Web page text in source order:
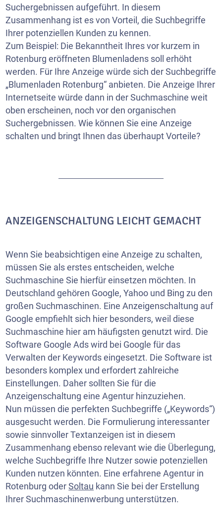
Suchergebnissen aufgeführt. In diesem
Zusammenhang ist es von Vorteil, die Suchbegriffe
Ihrer potenziellen Kunden zu kennen.
Zum Beispiel: Die Bekanntheit Ihres vor kurzem in
Rotenburg eröffneten Blumenladens soll erhöht
werden. Für Ihre Anzeige würde sich der Suchbegriffe
„Blumenladen Rotenburg“ anbieten. Die Anzeige Ihrer
Internetseite würde dann in der Suchmaschine weit
oben erscheinen, noch vor den organischen
Suchergebnissen. Wie können Sie eine Anzeige
schalten und bringt Ihnen das überhaupt Vorteile?
ANZEIGENSCHALTUNG LEICHT GEMACHT
Wenn Sie beabsichtigen eine Anzeige zu schalten,
müssen Sie als erstes entscheiden, welche
Suchmaschine Sie hierfür einsetzen möchten. In
Deutschland gehören Google, Yahoo und Bing zu den
großen Suchmaschinen. Eine Anzeigenschaltung auf
Google empfiehlt sich hier besonders, weil diese
Suchmaschine hier am häufigsten genutzt wird. Die
Software Google Ads wird bei Google für das
Verwalten der Keywords eingesetzt. Die Software ist
besonders komplex und erfordert zahlreiche
Einstellungen. Daher sollten Sie für die
Anzeigenschaltung eine Agentur hinzuziehen.
Nun müssen die perfekten Suchbegriffe („Keywords“)
ausgesucht werden. Die Formulierung interessanter
sowie sinnvoller Textanzeigen ist in diesem
Zusammenhang ebenso relevant wie die Überlegung,
welche Suchbegriffe Ihre Nutzer sowie potenziellen
Kunden nutzen könnten. Eine erfahrene Agentur in
Rotenburg oderSoltau kann Sie bei der Erstellung
Ihrer Suchmaschinenwerbung unterstützen.